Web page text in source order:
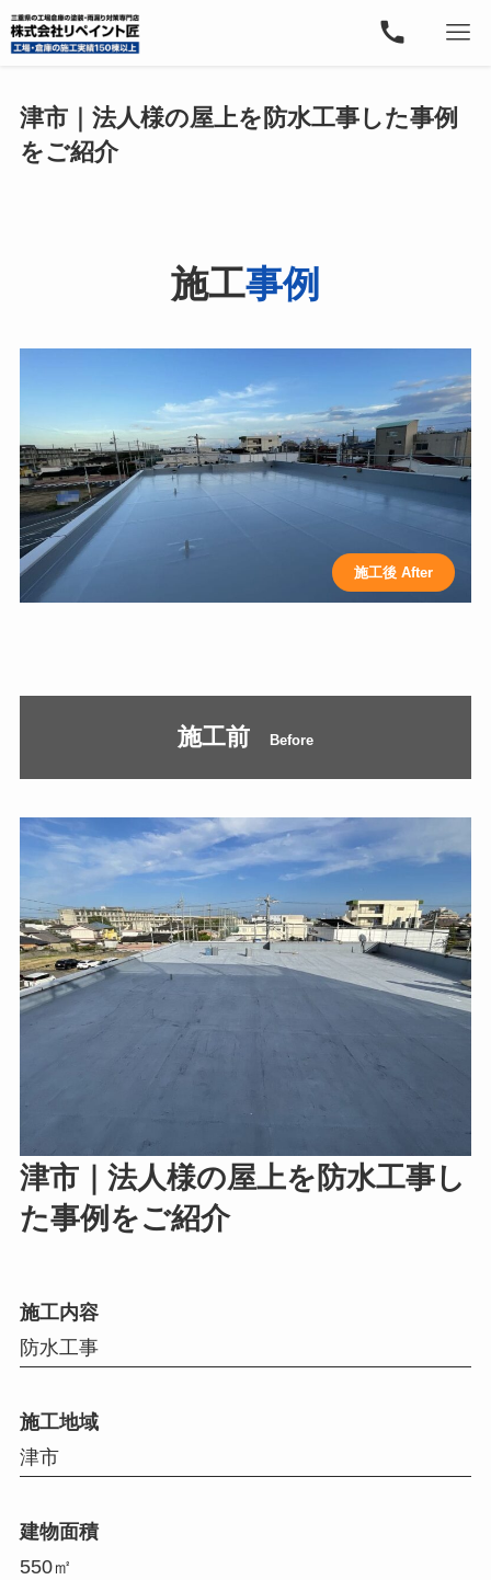
津市｜法人様の屋上を防水工事した事例
をご紹介
施工事例
施工前 Before
津市｜法人様の屋上を防水工事し
た事例をご紹介
施工内容
防水工事
施工地域
津市
建物面積
550㎡